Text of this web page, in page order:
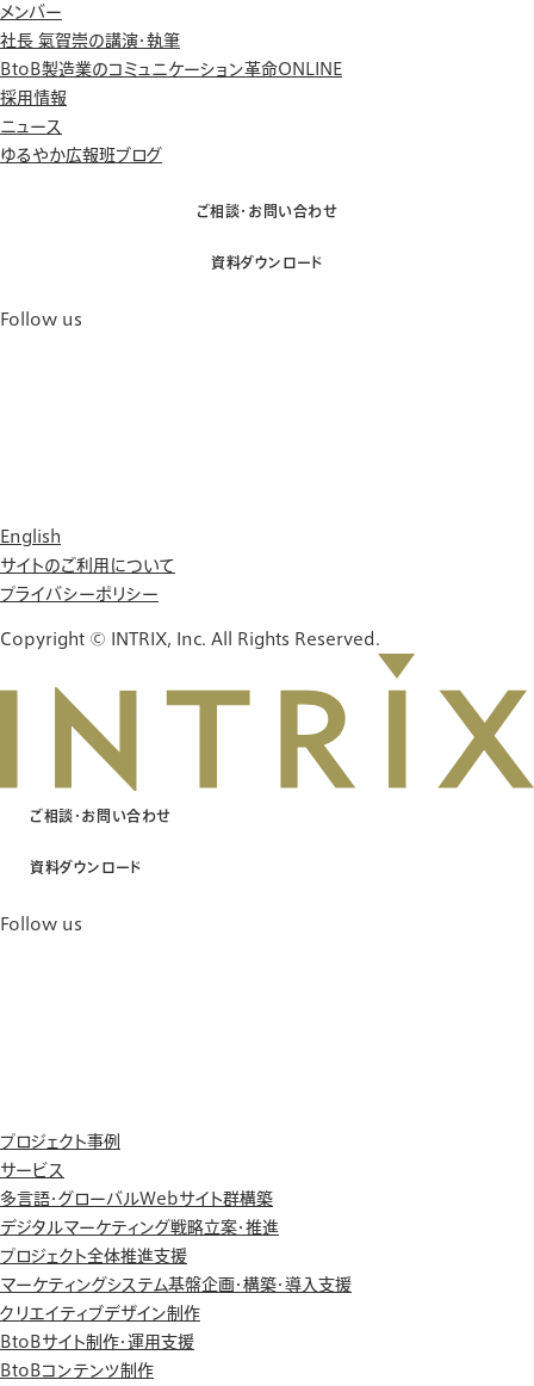
メンバー
社長 氣賀崇の講演・執筆
BtoB製造業のコミュニケーション革命ONLINE
採用情報
ニュース
ゆるやか広報班ブログ
ご相談・お問い合わせ
資料ダウンロード
Follow us
English
サイトのご利用について
プライバシーポリシー
Copyright © INTRIX, Inc. All Rights Reserved.
ご相談・お問い合わせ
資料ダウンロード
Follow us
プロジェクト事例
サービス
多言語・グローバルWebサイト群構築
デジタルマーケティング戦略立案・推進
プロジェクト全体推進支援
マーケティングシステム基盤企画・構築・導入支援
クリエイティブデザイン制作
BtoBサイト制作・運用支援
BtoBコンテンツ制作